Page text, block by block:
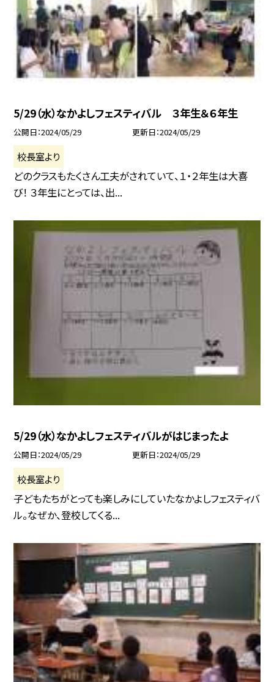
5/29（水）なかよしフェスティバル ３年生＆６年生
公開日 2024/05/29 更新日 2024/05/29
校長室より
どのクラスもたくさん工夫がされていて、１・２年生は大喜
び！ ３年生にとっては、出...
5/29（水）なかよしフェスティバルがはじまったよ
公開日 2024/05/29 更新日 2024/05/29
校長室より
子どもたちがとっても楽しみにしていたなかよしフェスティバ
ル。なぜか、登校してくる...